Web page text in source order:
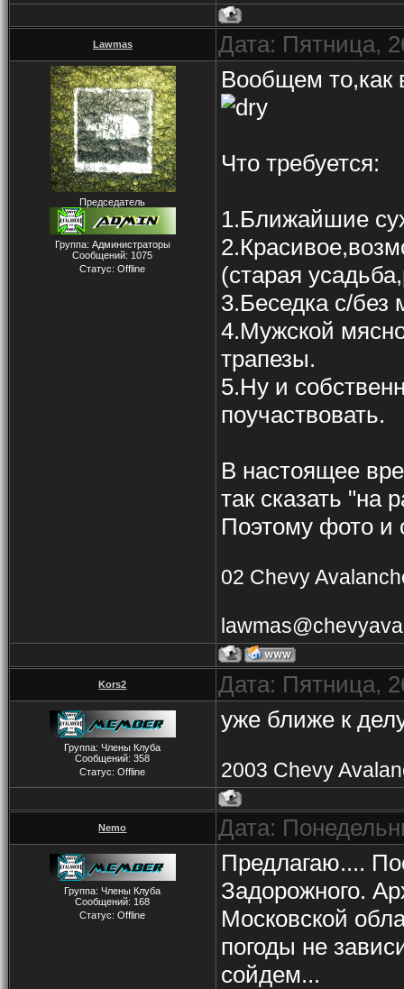
Lawmas Дата: Пятница,
Председатель
Группа: Администраторы
Сообщений: 1075
Статус:Offline
Вообщем то,как
Что требуется:
1.Ближайшие
(старая
3.Беседка с/без
4.Мужской
трапезы.
5.Ну и
поучаствовать.
В настоящее
так сказать "на
Поэтому фото и
02 Chevy
Kors2 Дата: Пятница,
Группа: Члены Клуба
Сообщений:358
Статус:Offline
уже ближе к
2003 Chevy
Nemo Дата:
Группа: Члены Клуба
Сообщений: 168
Статус:Offline
Предлагаю....
Задорожного.
Московской
погоды не
сойдем...